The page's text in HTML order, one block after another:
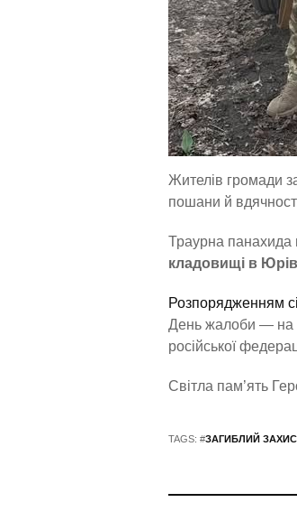
Жителів громади
пошани й
Траурна панахида
кладовищі в
Розпорядженням
День жалоби — на
російської
Світла пам’ять
TAGS: #ЗАГИБЛИЙ